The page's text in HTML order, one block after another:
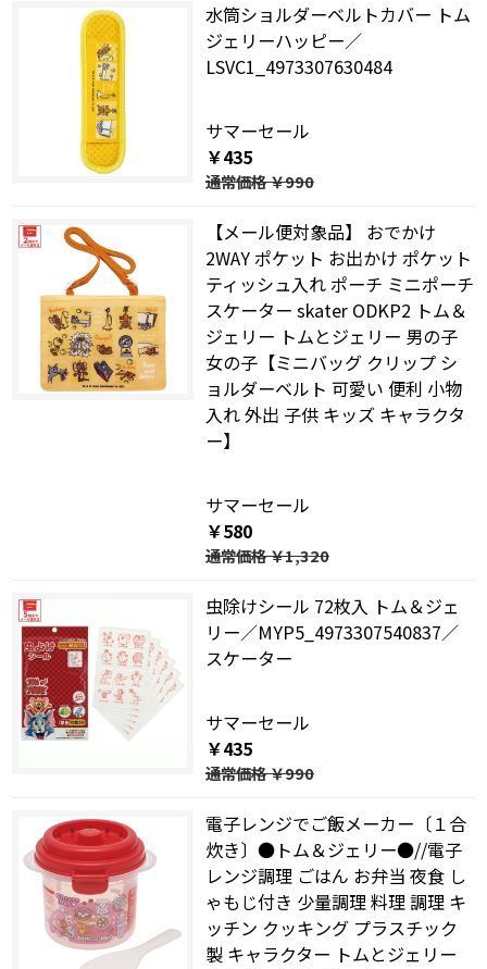
水筒ショルダーベルトカバー トム
ジェリーハッピー／
LSVC1_4973307630484
サマーセール
￥435
通常価格￥990
【メール便対象品】 おでかけ
2WAY ポケット お出かけ ポケット
ティッシュ入れ ポーチ ミニポーチ
スケーター skater ODKP2 トム＆
ジェリー トムとジェリー 男の子
女の子【ミニバッグ クリップ シ
ョルダーベルト 可愛い 便利 小物
入れ 外出 子供 キッズ キャラクタ
ー】
サマーセール
￥580
通常価格￥1,320
虫除けシール 72枚入 トム＆ジェ
リー／MYP5_4973307540837／
スケーター
サマーセール
￥435
通常価格￥990
電子レンジでご飯メーカー〔１合
炊き〕●トム＆ジェリー●//電子
レンジ調理 ごはん お弁当 夜食 し
ゃもじ付き 少量調理 料理 調理 キ
ッチン クッキング プラスチック
製 キャラクター トムとジェリー